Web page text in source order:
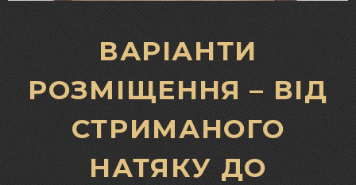
ВАРІАНТИ
РОЗМІЩЕННЯ – ВІД
СТРИМАНОГО
НАТЯКУ ДО